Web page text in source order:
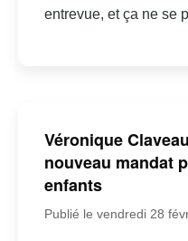
entrevue, et ça ne se
Véronique
nouveau mandat
enfants
Publié le vendredi 28